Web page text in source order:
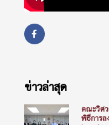
ข่าวล่าสุด
คณะวิศว
พิธีการล